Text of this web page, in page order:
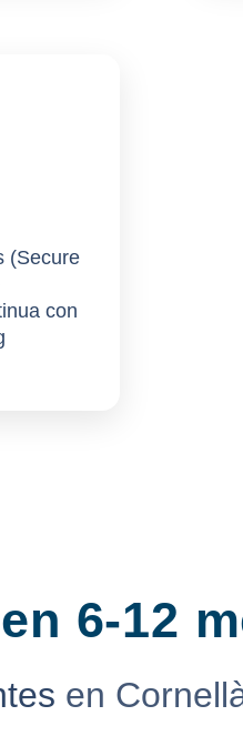
(Secure
con
6-12
en